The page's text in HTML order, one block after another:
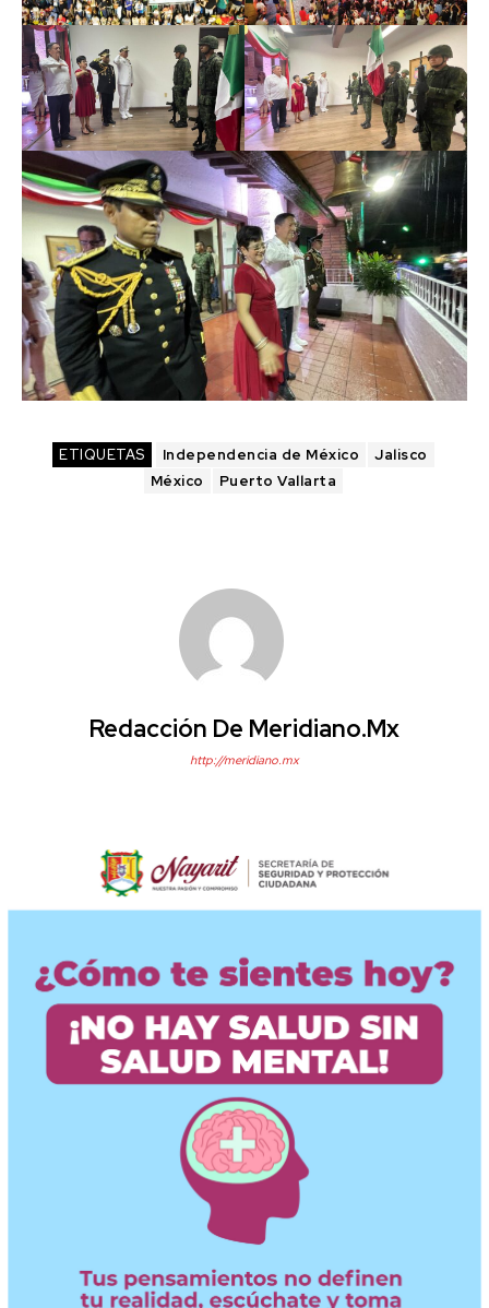
ETIQUETAS Independencia de México
Jalisco
México
Puerto Vallarta
Redacción De Meridiano.mx
http://meridiano.mx